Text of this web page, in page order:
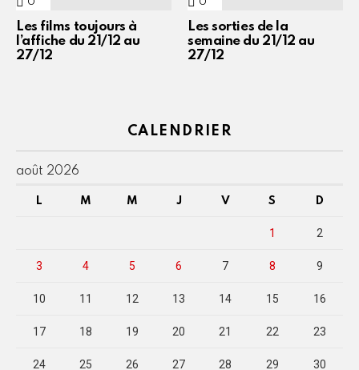
Les films toujours à
l’affiche du 21/12 au
27/12
Les sorties de la
semaine du 21/12 au
27/12
CALENDRIER
août 2026
L M M J V S D
1 2
3 4 5 6 7 8 9
10 11 12 13 14 15 16
17 18 19 20 21 22 23
24 25 26 27 28 29 30